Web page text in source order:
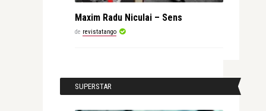
Maxim Radu Niculai – Sens
de revistatango
SUPERSTAR